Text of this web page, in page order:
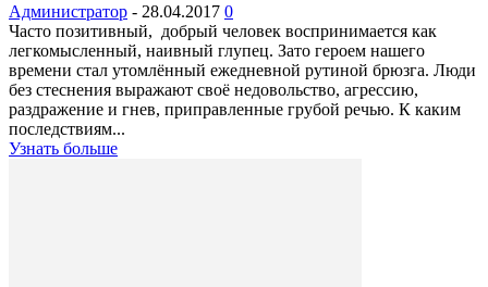
Администратор - 28.04.2017 0
Часто позитивный, добрый человек воспринимается как
легкомысленный, наивный глупец. Зато героем нашего
времени стал утомлённый ежедневной рутиной брюзга. Люди
без стеснения выражают своё недовольство, агрессию,
раздражение и гнев, приправленные грубой речью. К каким
последствиям...
Узнать больше